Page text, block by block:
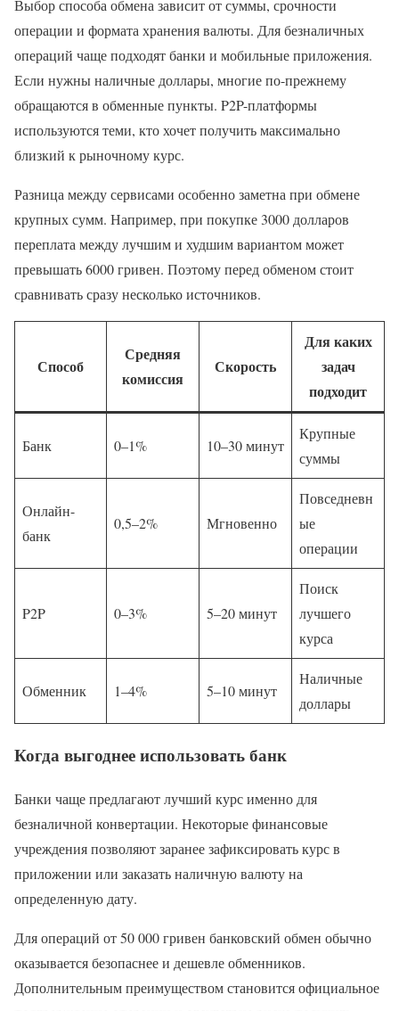
Выбор способа обмена зависит от суммы, срочности
операции и формата хранения валюты. Для безналичных
операций чаще подходят банки и мобильные приложения.
Если нужны наличные доллары, многие по-прежнему
обращаются в обменные пункты. P2P-платформы
используются теми, кто хочет получить максимально
близкий к рыночному курс.
Разница между сервисами особенно заметна при обмене
крупных сумм. Например, при покупке 3000 долларов
переплата между лучшим и худшим вариантом может
превышать 6000 гривен. Поэтому перед обменом стоит
сравнивать сразу несколько источников.
Способ
Средняя
комиссия
Скорость
Для каких
задач
подходит
Банк 0–1% 10–30 минут
Крупные
суммы
Онлайн-
банк
0,5–2% Мгновенно
Повседневн
ые
операции
P2P 0–3% 5–20 минут
Поиск
лучшего
курса
Обменник 1–4% 5–10 минут
Наличные
доллары
Когда выгоднее использовать банк
Банки чаще предлагают лучший курс именно для
безналичной конвертации. Некоторые финансовые
учреждения позволяют заранее зафиксировать курс в
приложении или заказать наличную валюту на
определенную дату.
Для операций от 50 000 гривен банковский обмен обычно
оказывается безопаснее и дешевле обменников.
Дополнительным преимуществом становится официальное